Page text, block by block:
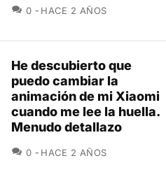
0 COMENTARIOS
HACE 2 AÑOS
He descubierto que
puedo cambiar la
animación de mi Xiaomi
cuando me lee la huella.
Menudo detallazo
0 COMENTARIOS
HACE 2 AÑOS